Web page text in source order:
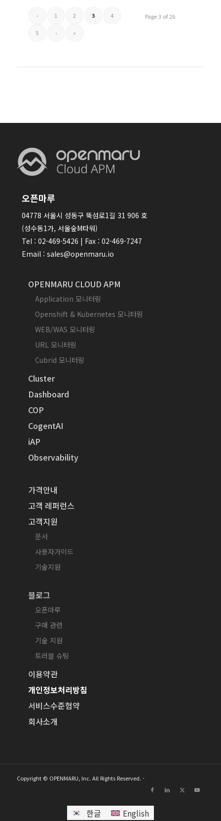
Page 3 of 26
‹ 1 2 3 4
5 › »
오픈마루
04778 서울시 성동구 뚝섬로1길 31 906 호
(성수동1가, 서울숲M타워)
Tel : 02-469-5426 | Fax : 02-469-7247
Email : sales@openmaru.io
OPENMARU CLOUD APM
Application 모니터링
Openshift & Kubernetes 모니터링
WEB/WAS 모니터링
URL 모니터링
Cubrid 모니터링
Cluster
Dashboard
COP
CogentAI
iAP
Observability
가격안내
고객 레퍼런스
고객지원
문서
사용자가이드
기술지원
블로그
오픈마루
구매 관련
기술 지원
트러블 슈팅
이용약관
개인정보처리방침
서비스수준협약
회사소개
Copyright © OPENMARU, Inc. All Rights Reserved. -
한글 English